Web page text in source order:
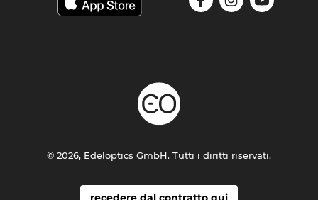
© 2026, Edeloptics GmbH. Tutti i diritti riservati.